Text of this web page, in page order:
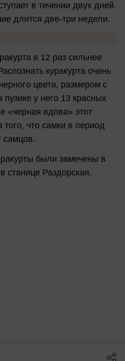
в течении двух дней.
длится две-три недели.
в 12 раз сильнее
куракурта очень
цвета, размером с
у него 13 красных
«черная вдова» этот
того, что самки в период
самцов.
были замечены в
станице Раздорская.